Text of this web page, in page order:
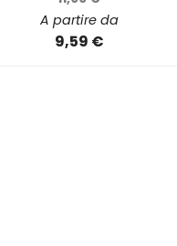
A partire da
9,59 €